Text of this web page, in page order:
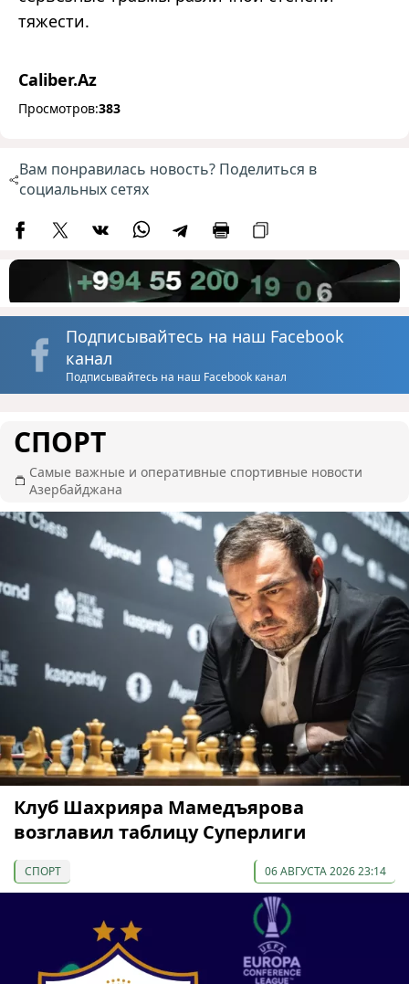
тяжести.
Caliber.Az
Просмотров:383
Вам понравилась новость? Поделиться в
социальных сетях
Подписывайтесь на наш Facebook
канал
Подписывайтесь на наш Facebook канал
СПОРТ
Самые важные и оперативные спортивные новости
Азербайджана
Клуб Шахрияра Мамедъярова
возглавил таблицу Суперлиги
СПОРТ 06 АВГУСТА 2026 23:14